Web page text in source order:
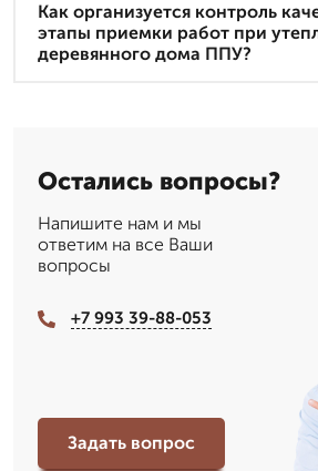
Как организуется контроль
этапы приемки работ при
деревянного дома ППУ?
Остались вопросы?
Напишите нам и мы
ответим на все Ваши
вопросы
+7 993 39-88-053
Задать вопрос